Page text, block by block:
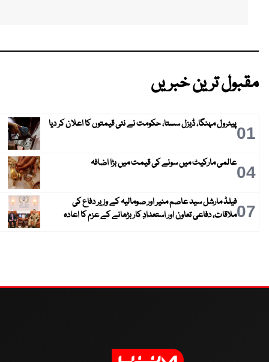
مقبول ترین خبریں
01پیٹرول مہنگا، ڈیزل سستا، حکومت نے نئی قیمتوں کا اعلان کر دیا
04عالمی مارکیٹ میں سونے کی قیمت میں بڑا اضافہ
07فیلڈ مارشل سید عاصم منیر اور صومالیہ کے وزیر دفاع کی
ملاقات، دفاعی تعاون اور استعدادِ کار بڑھانے کے عزم کا اعادہ